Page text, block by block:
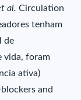
al. Circulation
tenham
de
vida, foram
ativa)
and